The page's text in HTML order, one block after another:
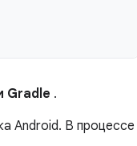
Gradle .
Android. В процессе